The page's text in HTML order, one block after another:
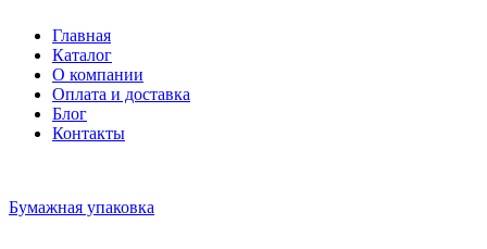
Главная
Каталог
О компании
Оплата и доставка
Блог
Контакты
Бумажная упаковка